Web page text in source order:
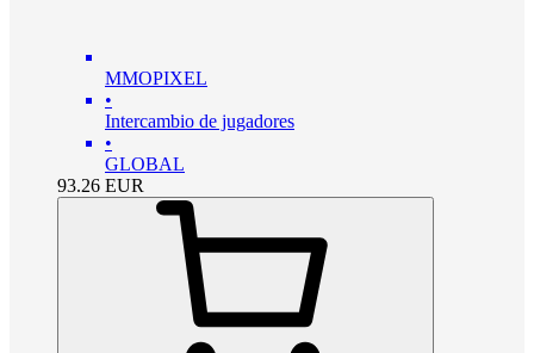
MMOPIXEL
•
Intercambio de jugadores
•
GLOBAL
93.26 EUR